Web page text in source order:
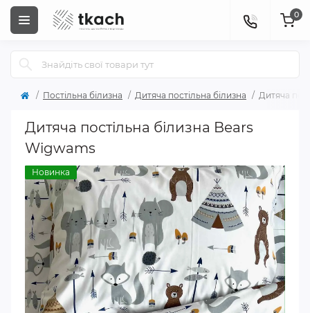
0
Постільна білизна Дитяча постільна білизна Дитяча
Дитяча постільна білизна Bears
Wigwams
Новинка